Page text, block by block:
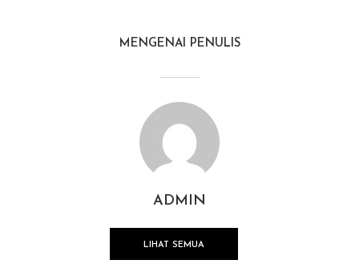
MENGENAI PENULIS
ADMIN
LIHAT SEMUA